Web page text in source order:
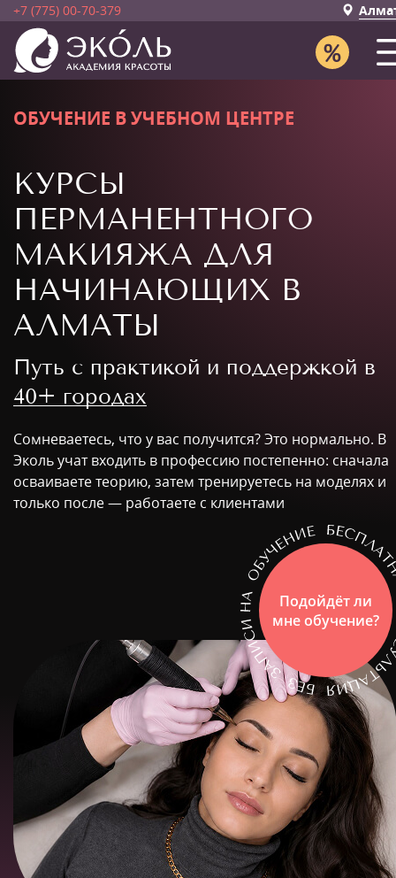
+7 (775) 00-70-379
ОБУЧЕНИЕ В УЧЕБНОМ ЦЕНТРЕ
КУРСЫ
ПЕРМАНЕНТНОГО
МАКИЯЖА ДЛЯ
НАЧИНАЮЩИХ В
АЛМАТЫ
Путь с практикой и поддержкой в
40+ городах
Сомневаетесь, что у вас получится? Это нормально. В
Эколь учат входить в профессию постепенно: сначала
осваиваете теорию, затем тренируетесь на моделях и
только после — работаете с клиентами
Подойдёт ли
мне обучение?